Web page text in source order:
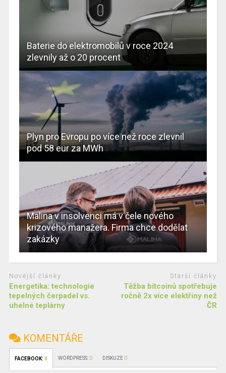
Baterie do elektromobilů v roce 2024
zlevnily až o 20 procent
Plyn pro Evropu po více než roce zlevnil
pod 58 eur za MWh
Malina v insolvenci má v čele nového
krizového manažera. Firma chce dodělat
zakázky
Novější články
Energetika: technologie
tepelných čerpadel vs.
uhelné teplárny
Starší články
Těžba bitcoinů spotřebuje
ročně 2x více elektřiny než
ČR
KOMENTÁŘE
FACEBOOK: 0 WORDPRESS: 0 DISKUZE 0